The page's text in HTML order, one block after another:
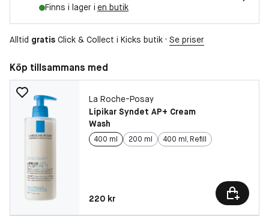
Finns i lager i en butik
Alltid gratis Click & Collect i Kicks butik · Se priser
Köp tillsammans med
La Roche-Posay
Lipikar Syndet AP+ Cream
Wash
400 ml 200 ml 400 ml, Refill
Pris: 220 kr
220 kr